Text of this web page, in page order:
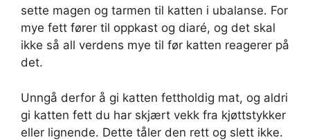
sette magen og tarmen til katten i ubalanse. For
mye fett fører til oppkast og diaré, og det skal
ikke så all verdens mye til før katten reagerer på
det.
Unngå derfor å gi katten fettholdig mat, og aldri
gi katten fett du har skjært vekk fra kjøttstykker
eller lignende. Dette tåler den rett og slett ikke.